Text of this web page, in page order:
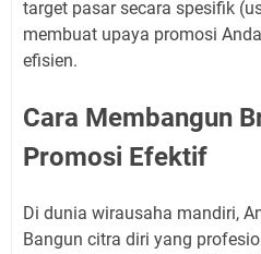
target pasar secara spesifik
membuat upaya promosi
efisien.
Cara Membangun
Promosi Efektif
Di dunia wirausaha mandiri,
Bangun citra diri yang